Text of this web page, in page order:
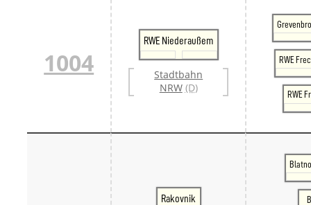
1004
RWE Niederaußem
Stadtbahn
NRW (D)
RWE
RWE
Rakovnik